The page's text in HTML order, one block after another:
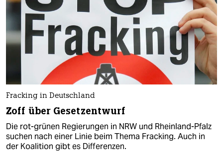
Fracking in Deutschland
Zoff über Gesetzentwurf
Die rot-grünen Regierungen in NRW und Rheinland-Pfalz
suchen nach einer Linie beim Thema Fracking. Auch in
der Koalition gibt es Differenzen.